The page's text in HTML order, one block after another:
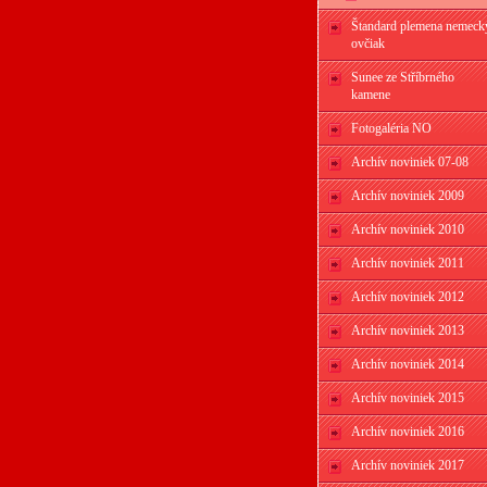
Štandard plemena
ovčiak
Sunee ze Stříbrného
kamene
Fotogaléria NO
Archív noviniek 07-08
Archív noviniek 2009
Archív noviniek 2010
Archív noviniek 2011
Archív noviniek 2012
Archív noviniek 2013
Archív noviniek 2014
Archív noviniek 2015
Archív noviniek 2016
Archív noviniek 2017